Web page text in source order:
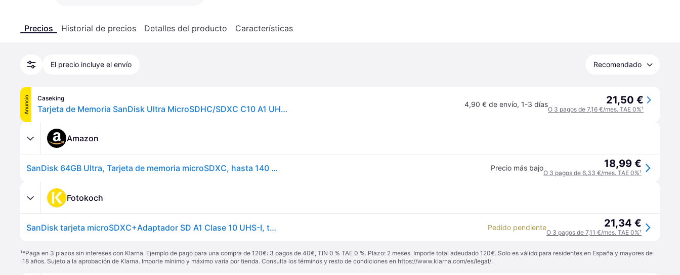
Precios Historial de precios Detalles del producto Características
El precio incluye el envío Recomendado
Anuncio Caseking
Tarjeta de Memoria SanDisk Ultra MicroSDHC/SDXC C10 A1 UHS-I 64GB 4,90 € de envío, 1-3 días 21,50 €
O 3 pagos de 7,16 €/mes. TAE 0%¹
Amazon
SanDisk 64GB Ultra, Tarjeta de memoria microSDXC, hasta 140 MB/s + adaptador SD, con Clase A1 de rendimiento de las aplicaciones, UHS-I Class 10 U1 Precio más bajo 18,99 €
O 3 pagos de 6,33 €/mes. TAE 0%¹
Fotokoch
SanDisk tarjeta microSDXC+Adaptador SD A1 Clase 10 UHS-I, tarjeta de memoria 64 GB 140 MB/s Pedido pendiente 21,34 €
O 3 pagos de 7,11 €/mes. TAE 0%¹
¹*Paga en 3 plazos sin intereses con Klarna. Ejemplo de pago para una compra de 120€: 3 pagos de 40€, TIN 0 % TAE 0 %. Plazo: 2 meses. Importe total adeudado 120€. Solo es válido para residentes en España y mayores de
18 años. Sujeto a la aprobación de Klarna. Importe mínimo y máximo varía por tienda. Consulta los términos y resto de condiciones en https://www.klarna.com/es/legal/.